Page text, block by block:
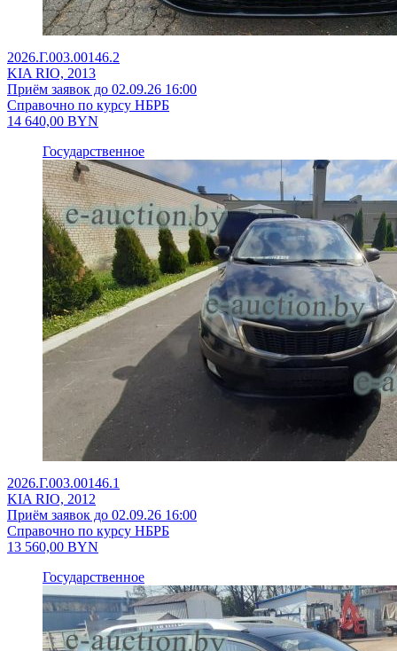
2026.Г.003.00146.2
KIA RIO, 2013
Приём заявок до 02.09.26 16:00
Справочно по курсу НБРБ
14 640,00 BYN
Государственное
2026.Г.003.00146.1
KIA RIO, 2012
Приём заявок до 02.09.26 16:00
Справочно по курсу НБРБ
13 560,00 BYN
Государственное